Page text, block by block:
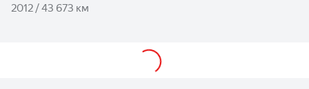
2012 / 43 673 км